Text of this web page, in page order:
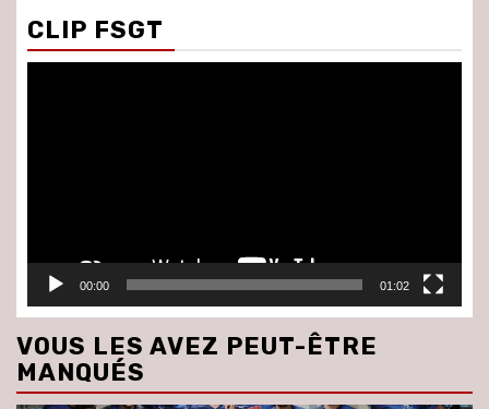
CLIP FSGT
00:00 01:02
VOUS LES AVEZ PEUT-ÊTRE
MANQUÉS